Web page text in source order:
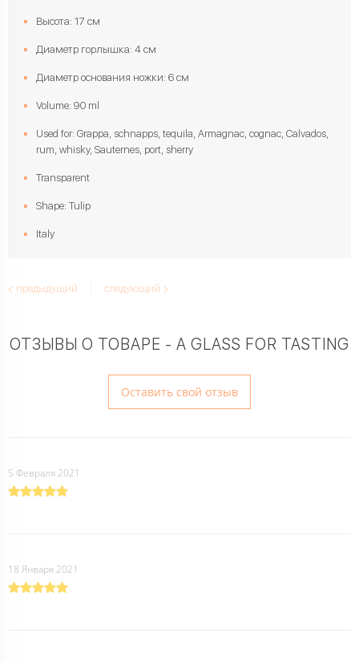
Высота: 17 см
Диаметр горлышка: 4 см
Диаметр основания ножки: 6 см
Volume: 90 ml
Used for: Grappa, schnapps, tequila, Armagnac, cognac, Calvados,
rum, whisky, Sauternes, port, sherry
Transparent
Shape: Tulip
Italy
предыдущий следующий
ОТЗЫВЫ О ТОВАРЕ - A GLASS FOR TASTING
Оставить свой отзыв
5 Февраля 2021
18 Января 2021